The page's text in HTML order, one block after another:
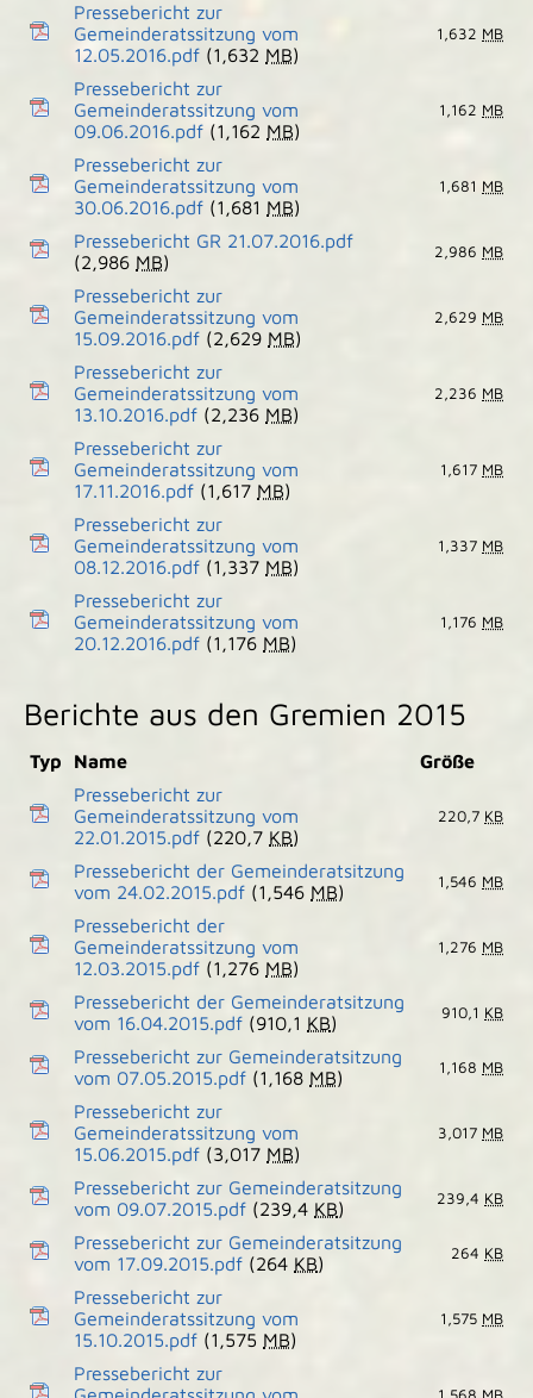
Pressebericht zur
Gemeinderatssitzung vom
12.05.2016.pdf (1,632 MB)
1,632 MB
Pressebericht zur
Gemeinderatssitzung vom
09.06.2016.pdf (1,162 MB)
1,162 MB
Pressebericht zur
Gemeinderatssitzung vom
30.06.2016.pdf (1,681 MB)
1,681 MB
Pressebericht GR 21.07.2016.pdf
(2,986 MB) 2,986 MB
Pressebericht zur
Gemeinderatssitzung vom
15.09.2016.pdf (2,629 MB)
2,629 MB
Pressebericht zur
Gemeinderatssitzung vom
13.10.2016.pdf (2,236 MB)
2,236 MB
Pressebericht zur
Gemeinderatssitzung vom
17.11.2016.pdf (1,617 MB)
1,617 MB
Pressebericht zur
Gemeinderatssitzung vom
08.12.2016.pdf (1,337 MB)
1,337 MB
Pressebericht zur
Gemeinderatssitzung vom
20.12.2016.pdf (1,176 MB)
1,176 MB
Berichte aus den Gremien 2015
Typ Name
Größe
Pressebericht zur
Gemeinderatssitzung vom
22.01.2015.pdf (220,7 KB)
220,7 KB
Pressebericht der Gemeinderatsitzung
vom 24.02.2015.pdf (1,546 MB) 1,546 MB
Pressebericht der
Gemeinderatssitzung vom
12.03.2015.pdf (1,276 MB)
1,276 MB
Pressebericht der Gemeinderatsitzung
vom 16.04.2015.pdf (910,1 KB) 910,1 KB
Pressebericht zur Gemeinderatsitzung
vom 07.05.2015.pdf (1,168 MB) 1,168 MB
Pressebericht zur
Gemeinderatssitzung vom
15.06.2015.pdf (3,017 MB)
3,017 MB
Pressebericht zur Gemeinderatsitzung
vom 09.07.2015.pdf (239,4 KB) 239,4 KB
Pressebericht zur Gemeinderatsitzung
vom 17.09.2015.pdf (264 KB) 264 KB
Pressebericht zur
Gemeinderatssitzung vom
15.10.2015.pdf (1,575 MB)
1,575 MB
Pressebericht zur